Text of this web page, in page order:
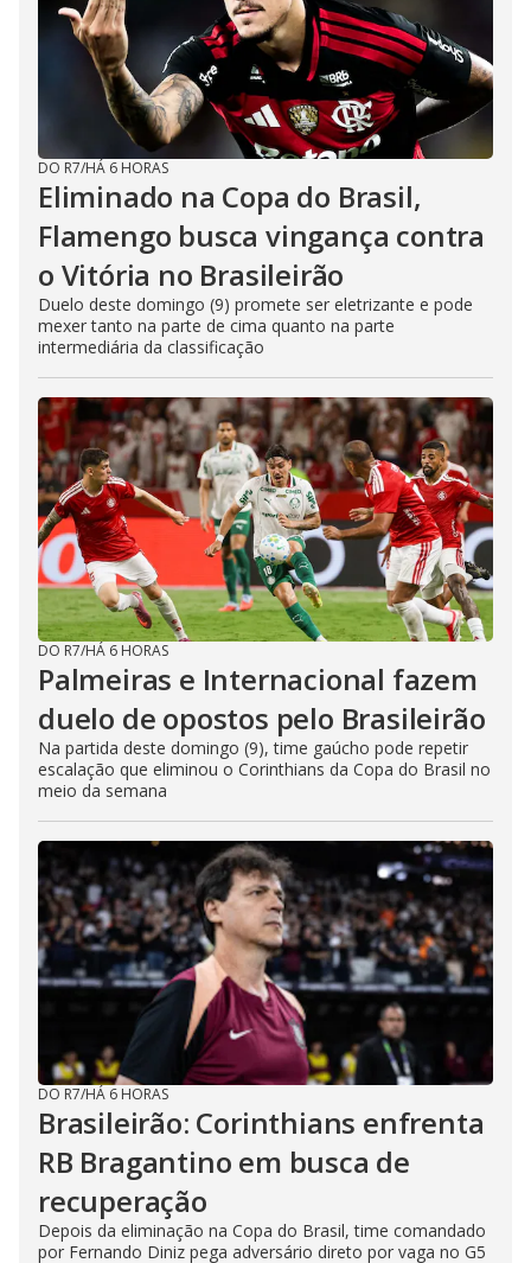
DO R7/HÁ 6 HORAS
Eliminado na Copa do Brasil,
Flamengo busca vingança contra
o Vitória no Brasileirão
Duelo deste domingo (9) promete ser eletrizante e pode
mexer tanto na parte de cima quanto na parte
intermediária da classificação
DO R7/HÁ 6 HORAS
Palmeiras e Internacional fazem
duelo de opostos pelo Brasileirão
Na partida deste domingo (9), time gaúcho pode repetir
escalação que eliminou o Corinthians da Copa do Brasil no
meio da semana
DO R7/HÁ 6 HORAS
Brasileirão: Corinthians enfrenta
RB Bragantino em busca de
recuperação
Depois da eliminação na Copa do Brasil, time comandado
por Fernando Diniz pega adversário direto por vaga no G5